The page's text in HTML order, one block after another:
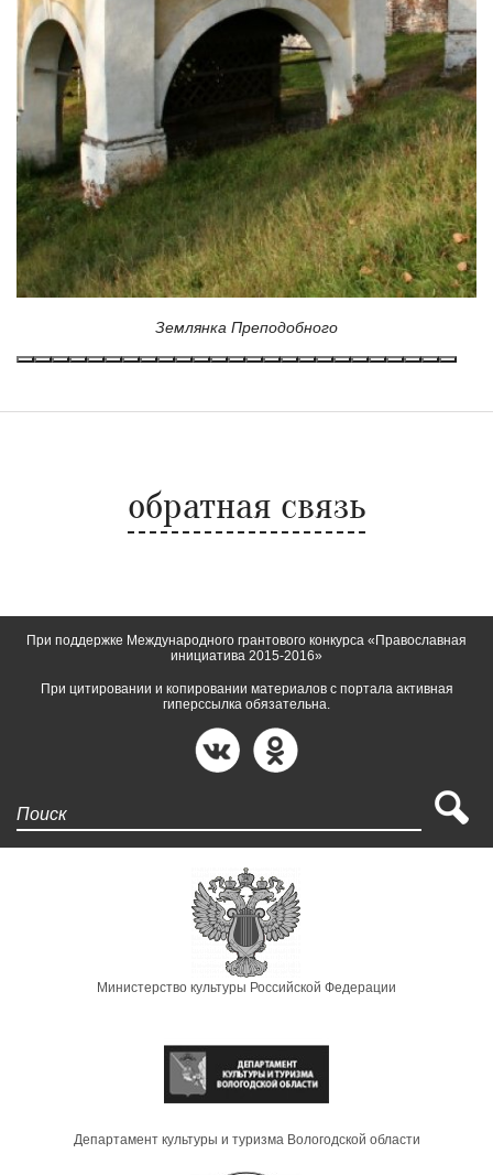
Землянка Преподобного
обратная связь
При поддержке Международного грантового конкурса «Православная
инициатива 2015-2016»
При цитировании и копировании материалов с портала активная
гиперссылка обязательна.
Министерство культуры Российской Федерации
Департамент культуры и туризма Вологодской области